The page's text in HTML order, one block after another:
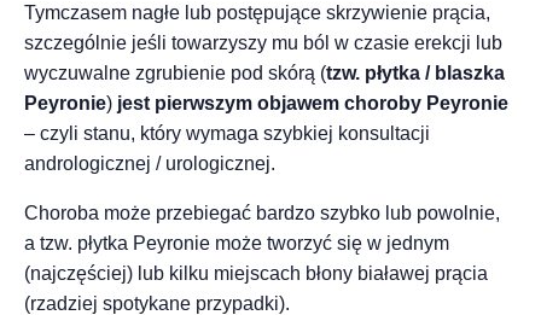
Tymczasem nagłe lub postępujące skrzywienie prącia,
szczególnie jeśli towarzyszy mu ból w czasie erekcji lub
wyczuwalne zgrubienie pod skórą (tzw. płytka / blaszka
Peyronie) jest pierwszym objawem choroby Peyronie
– czyli stanu, który wymaga szybkiej konsultacji
andrologicznej / urologicznej.
Choroba może przebiegać bardzo szybko lub powolnie,
a tzw. płytka Peyronie może tworzyć się w jednym
(najczęściej) lub kilku miejscach błony białawej prącia
(rzadziej spotykane przypadki).